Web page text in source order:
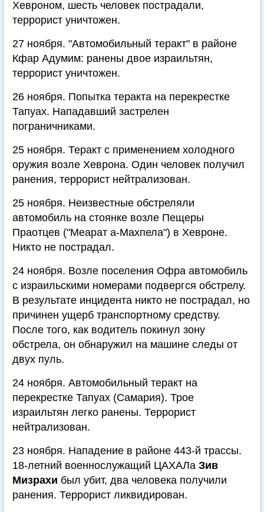
Хевроном, шесть человек пострадали,
террорист уничтожен.
27 ноября. "Автомобильный теракт" в районе
Кфар Адумим: ранены двое израильтян,
террорист уничтожен.
26 ноября. Попытка теракта на перекрестке
Тапуах. Нападавший застрелен
пограничниками.
25 ноября. Теракт с применением холодного
оружия возле Хеврона. Один человек получил
ранения, террорист нейтрализован.
25 ноября. Неизвестные обстреляли
автомобиль на стоянке возле Пещеры
Праотцев ("Меарат а-Махпела") в Хевроне.
Никто не пострадал.
24 ноября. Возле поселения Офра автомобиль
с израильскими номерами подвергся обстрелу.
В результате инцидента никто не пострадал, но
причинен ущерб транспортному средству.
После того, как водитель покинул зону
обстрела, он обнаружил на машине следы от
двух пуль.
24 ноября. Автомобильный теракт на
перекрестке Тапуах (Самария). Трое
израильтян легко ранены. Террорист
нейтрализован.
23 ноября. Нападение в районе 443-й трассы.
18-летний военнослужащий ЦАХАЛа Зив
Мизрахи был убит, два человека получили
ранения. Террорист ликвидирован.